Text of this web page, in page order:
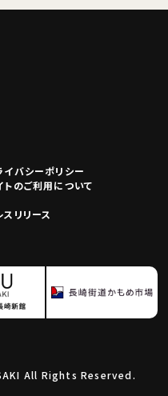
イバシーポリシー
トのご利用について
スリリース
All Rights Reserved.